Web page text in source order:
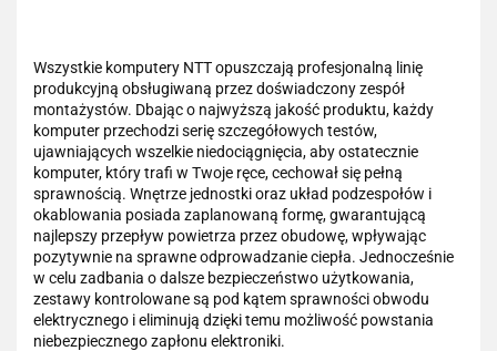
Wszystkie komputery NTT opuszczają profesjonalną linię
produkcyjną obsługiwaną przez doświadczony zespół
montażystów. Dbając o najwyższą jakość produktu, każdy
komputer przechodzi serię szczegółowych testów,
ujawniających wszelkie niedociągnięcia, aby ostatecznie
komputer, który trafi w Twoje ręce, cechował się pełną
sprawnością. Wnętrze jednostki oraz układ podzespołów i
okablowania posiada zaplanowaną formę, gwarantującą
najlepszy przepływ powietrza przez obudowę, wpływając
pozytywnie na sprawne odprowadzanie ciepła. Jednocześnie
w celu zadbania o dalsze bezpieczeństwo użytkowania,
zestawy kontrolowane są pod kątem sprawności obwodu
elektrycznego i eliminują dzięki temu możliwość powstania
niebezpiecznego zapłonu elektroniki.